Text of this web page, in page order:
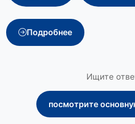
Подробнее
Ищите
посмотрите